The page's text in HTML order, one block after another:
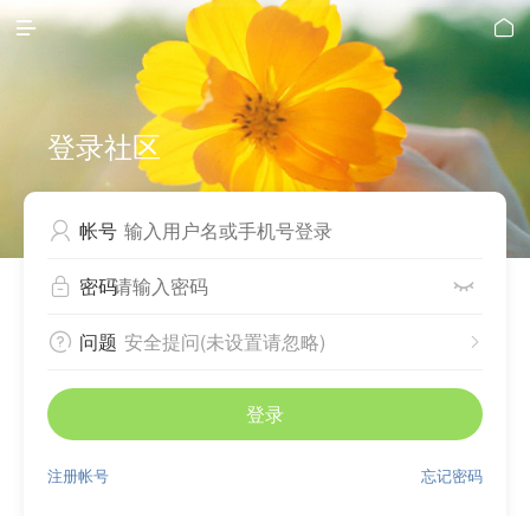
 
登录社区
 帐号
 密码 
 问题 
安全提问(未设置请忽略)
登录
忘记密码
注册帐号